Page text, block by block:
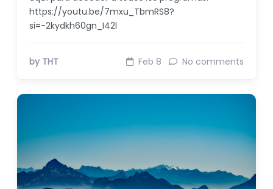
https://youtu.be/7mxu_TbmRS8?
si=-2kydkh60gn_I42l
by THT Feb 8 No comments